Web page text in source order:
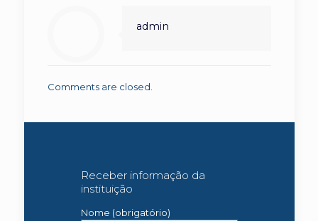
admin
Comments are closed.
Receber informação da
instituição
Nome (obrigatório)